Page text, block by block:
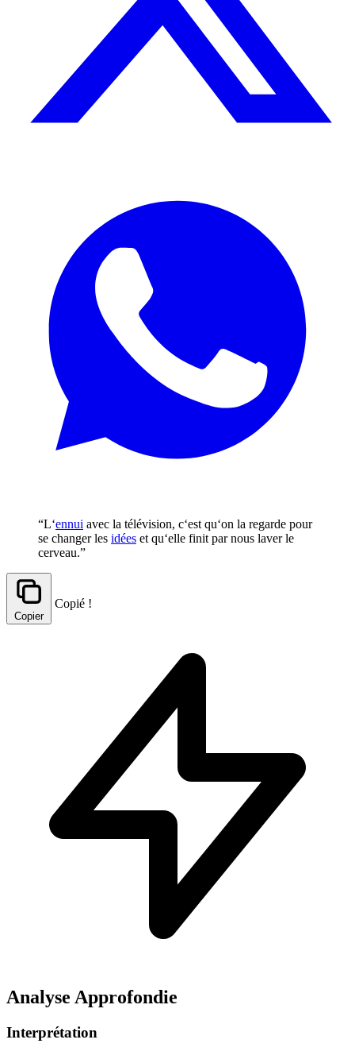
“L‘ennui avec la télévision, c‘est qu‘on la regarde pour
se changer les idées et qu‘elle finit par nous laver le
cerveau.”
Copier
Copié !
Analyse Approfondie
Interprétation